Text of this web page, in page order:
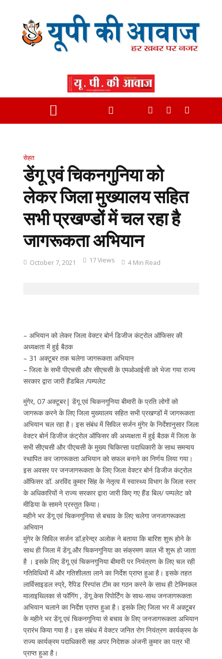
सेहत
डेंगू एवं चिकनगुनिया को
लेकर जिला मुख्यालय सहित
सभी प्रखण्डों में चल रहा है
जागरूकता अभियान
October 7, 2021 17 Views 4 Min Read
– अभियान को लेकर जिला वेक्टर बोर्न डिजीज कंट्रोल ऑफिसर की
अध्यक्षता में हुई बैठक
– 31 अक्टूबर तक चलेगा जागरूकता अभियान
– जिला के सभी पीएचसी और सीएचसी के एमओआईसी को भेजा गया राज्य
सरकार द्वारा जारी हैंडबिल /पम्पलेट
मुंगेर, 07 अक्टूबर| डेंगू एवं चिकनगुनिया बीमारी के प्रति लोगों को
जागरूक करने के लिए जिला मुख्यालय सहित सभी प्रखण्डों में जागरूकता
अभियान चल रहा है। इस संबंध में सिविल सर्जन मुंगेर के निर्देशानुसार जिला
वेक्टर बोर्न डिजीज कंट्रोल ऑफिसर की अध्यक्षता में हुई बैठक में जिला के
सभी सीएचसी और पीएचसी के मुख्य चिकित्सा पदाधिकारी के साथ समन्वय
स्थापित कर जागरूकता अभियान को सफल बनाने का निर्णय लिया गया।
इस अवसर पर जनजागरूकता के लिए जिला वेक्टर बोर्न डिजीज कंट्रोल
ऑफिसर डॉ. अरविंद कुमार सिंह के नेतृत्व में स्वास्थ्य विभाग के जिला स्तर
के अधिकारियों ने राज्य सरकार द्वारा जारी किए गए हैंड बिल/ पम्पलेट को
मीडिया के सामने प्रस्तुत किया।
महीने भर डेंगू एवं चिकनगुनिया से बचाव के लिए चलेगा जनजागरूकता
अभियान
मुंगेर के सिविल सर्जन डॉ.हरेन्द्र अलोक ने बताया कि बारिश शुरू होने के
साथ ही जिला में डेंगू और चिकनगुनिया का संक्रमण काल भी शुरू हो जाता
है । इसके लिए डेंगू एवं चिकनगुनिया बीमारी पर नियंत्रण के लिए चल रही
गतिविधियों में और गतिशीलता लाने का निर्देश प्राप्त हुआ है। इसके तहत
लार्विसाइडल स्प्रे, रैपिड रिस्पांस टीम का गठन करने के साथ ही टेक्निकल
मालाइथिलका से फॉगिंग , डेंगू केस रिपोर्टिंग के साथ-साथ जनजागरूकता
अभियान चलाने का निर्देश प्राप्त हुआ है। इसके लिए जिला भर में अक्टूबर
के महीने भर डेंगू एवं चिकनगुनिया से बचाव के लिए जनजागरूकता अभियान
प्रारंभ किया गया है। इस संबंध में वेक्टर जनित रोग नियंत्रण कार्यक्रम के
राज्य कार्यक्रम पदाधिकारी सह अपर निदेशक अंजनी कुमार का पत्र भी
प्राप्त हुआ है।